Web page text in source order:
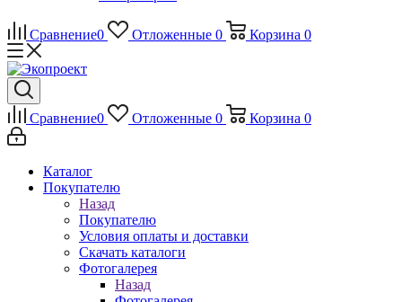
Сравнение0 Отложенные 0 Корзина 0
Сравнение0 Отложенные 0 Корзина 0
Каталог
Покупателю
Назад
Покупателю
Условия оплаты и доставки
Скачать каталоги
Фотогалерея
Назад